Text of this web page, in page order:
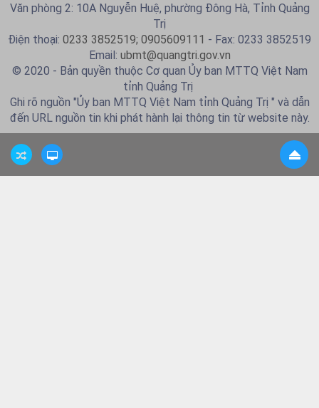
Văn phòng 2: 10A Nguyễn Huệ, phường Đông Hà, Tỉnh Quảng
Trị
Điện thoại: 0233 3852519; 0905609111 - Fax: 0233 3852519
Email: ubmt@quangtri.gov.vn
© 2020 - Bản quyền thuộc Cơ quan Ủy ban MTTQ Việt Nam
tỉnh Quảng Trị
Ghi rõ nguồn "Ủy ban MTTQ Việt Nam tỉnh Quảng Trị " và dẫn
đến URL nguồn tin khi phát hành lại thông tin từ website này.